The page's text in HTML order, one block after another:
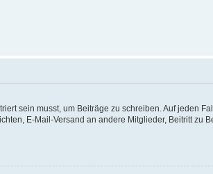
sein musst, um Beiträge zu schreiben. Auf jeden
E-Mail-Versand an andere Mitglieder, Beitritt zu